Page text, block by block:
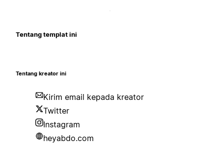
Tentang templat ini
Tentang kreator ini
Kirim email kepada kreator
Twitter
Instagram
heyabdo.com